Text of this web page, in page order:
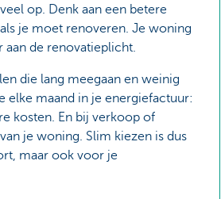
op. Denk aan een betere
je moet renoveren. Je woning
de renovatieplicht.
die lang meegaan en weinig
elke maand in je energiefactuur:
kosten. En bij verkoop of
je woning. Slim kiezen is dus
maar ook voor je